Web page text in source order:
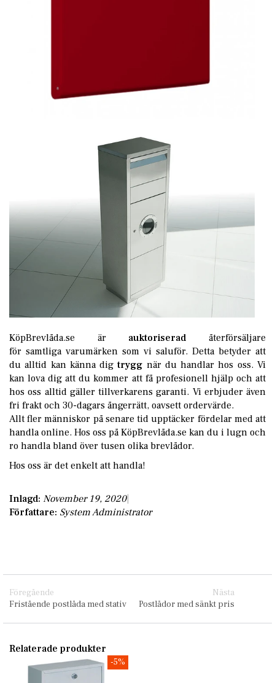
KöpBrevlåda.se är auktoriserad återförsäljare
för samtliga varumärken som vi saluför. Detta betyder att
du alltid kan känna digtrygg när du handlar hos oss. Vi
kan lova dig att du kommer att få profesionell hjälp och att
hos oss alltid gäller tillverkarens garanti. Vi erbjuder även
fri frakt och 30-dagars ångerrätt, oavsett ordervärde.
Allt fler människor på senare tid upptäcker fördelar med att
handla online. Hos oss påKöpBrevlåda.se kan du i lugn och
ro handla bland över tusen olika brevlådor.
Hos oss är det enkelt att handla!
Inlagd: November 19, 2020
Författare: System Administrator
Föregående
Fristående postlåda med stativ
Nästa
Postlådor med sänkt pris
Relaterade produkter
-5%